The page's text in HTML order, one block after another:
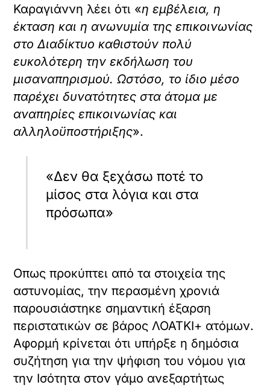
Καραγιάννη λέει ότι «η εμβέλεια, η
έκταση και η ανωνυμία της επικοινωνίας
στο Διαδίκτυο καθιστούν πολύ
ευκολότερη την εκδήλωση του
μισαναπηρισμού. Ωστόσο, το ίδιο μέσο
παρέχει δυνατότητες στα άτομα με
αναπηρίες επικοινωνίας και
αλληλοϋποστήριξης».
«Δεν θα ξεχάσω ποτέ το
μίσος στα λόγια και στα
πρόσωπα»
Οπως προκύπτει από τα στοιχεία της
αστυνομίας, την περασμένη χρονιά
παρουσιάστηκε σημαντική έξαρση
περιστατικών σε βάρος ΛΟΑΤΚΙ+ ατόμων.
Αφορμή κρίνεται ότι υπήρξε η δημόσια
συζήτηση για την ψήφιση του νόμου για
την Ισότητα στον γάμο ανεξαρτήτως